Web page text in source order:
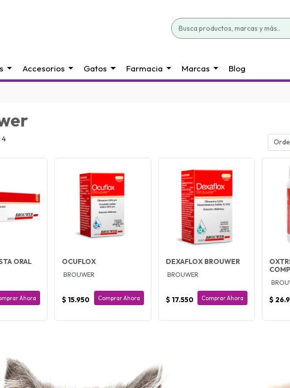
Accesorios Gatos Farmacia Marcas Blog
4
ORAL
Ahora
OCUFLOX
BROUWER
$ 15.950 Comprar Ahora
DEXAFLOX BROUWER
BROUWER
$ 17.550 Comprar Ahora $